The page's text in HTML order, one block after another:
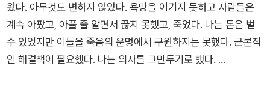
왔다. 아무것도 변하지 않았다. 욕망을 이기지 못하고 사람들은
계속 아팠고, 아플 줄 알면서 끊지 못했고, 죽었다. 나는 돈은 벌
수 있었지만 이들을 죽음의 운명에서 구원하지는 못했다. 근본적
인 해결책이 필요했다. 나는 의사를 그만두기로 했다.
나는 내 자녀와 손주 세대가 현세대 사람들과 마찬가지로 거짓 된